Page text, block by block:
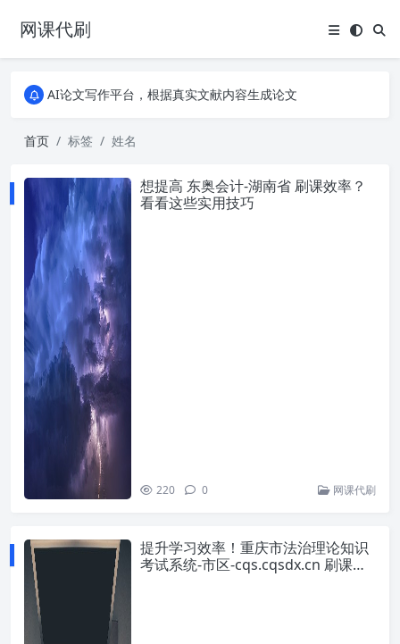
网课代刷
AI论文写作平台，根据真实文献内容生成论文
AI论文写作平台，根据真实文献内容生成论文
首页
标签 姓名
想提高 东奥会计-湖南省 刷课效率？
看看这些实用技巧
220 0 网课代刷
提升学习效率！重庆市法治理论知识
考试系统-市区-cqs.cqsdx.cn 刷课方